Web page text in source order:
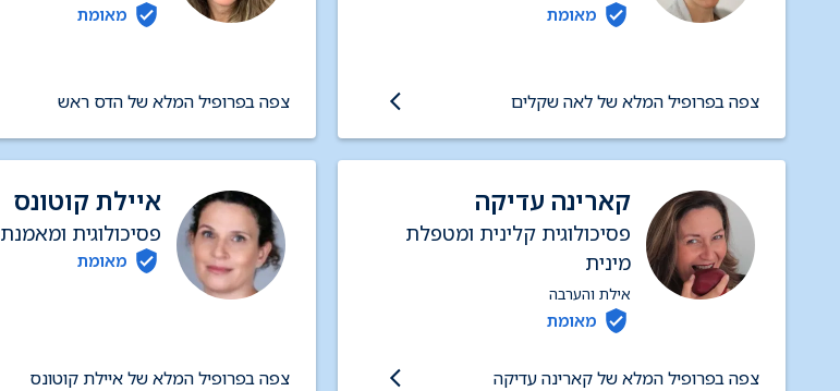
מאומת
צפה בפרופיל המלא של לאה שקלים
מאומת
צפה בפרופיל המלא של הדס ראש
קארינה עדיקה
פסיכולוגית קלינית ומטפלת
מינית
אילת והערבה
מאומת
צפה בפרופיל המלא של קארינה עדיקה
איילת קוטונס
פסיכולוגית ומאמנת
מאומת
צפה בפרופיל המלא של איילת קוטונס